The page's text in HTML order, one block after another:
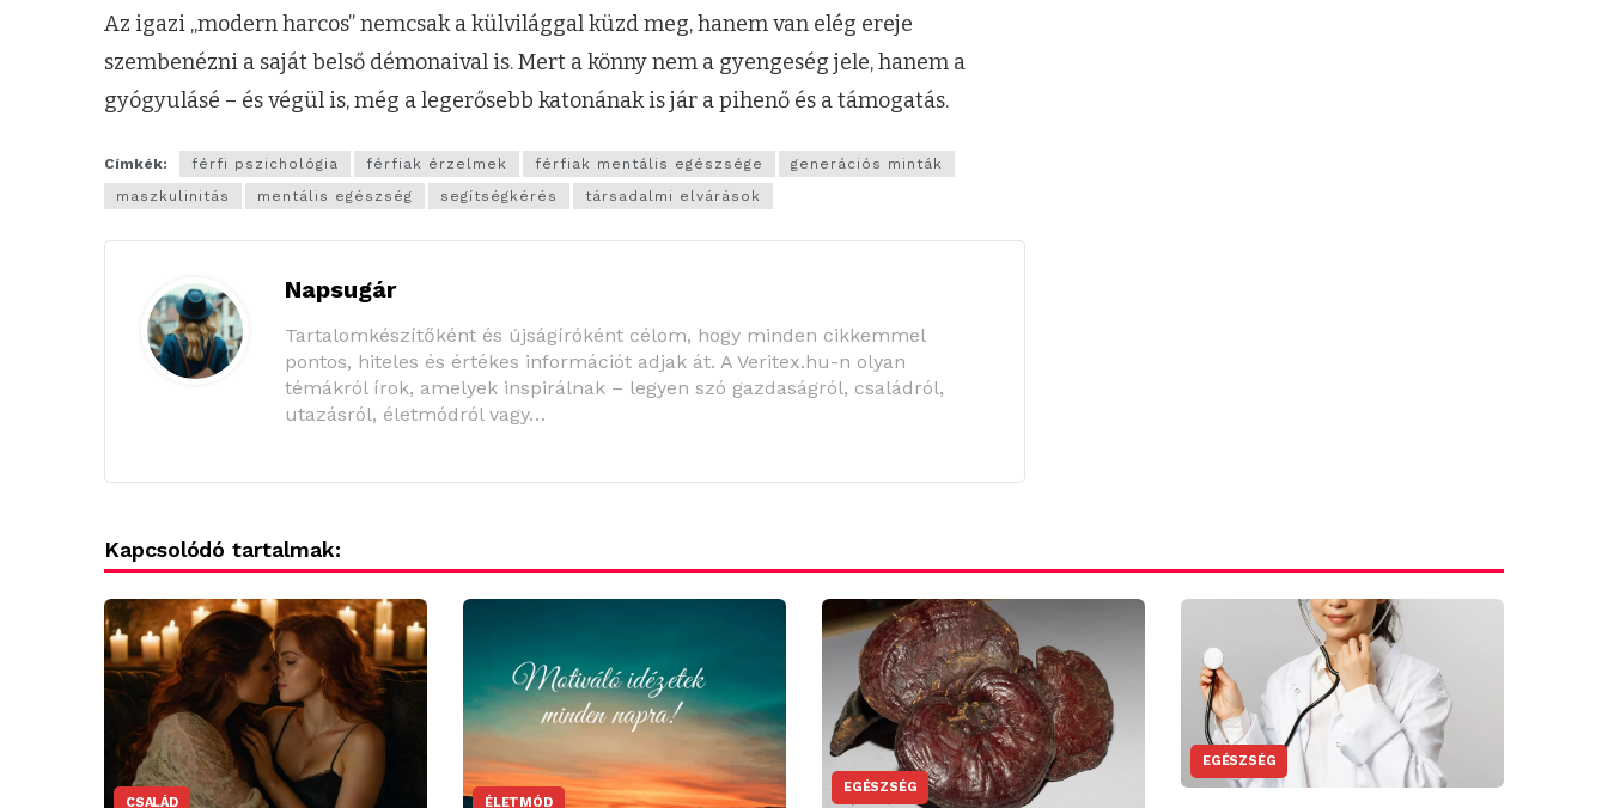
Az igazi „modern harcos” nemcsak a külvilággal küzd meg, hanem van elég ereje
szembenézni a saját belső démonaival is. Mert a könny nem a gyengeség jele, hanem a
gyógyulásé – és végül is, még a legerősebb katonának is jár a pihenő és a támogatás.
Címkék: férfi pszichológia férfiak érzelmek férfiak mentális egészsége
generációs minták
maszkulinitás
mentális egészség segítségkérés társadalmi elvárások
Napsugár
Tartalomkészítőként és újságíróként célom, hogy minden cikkemmel
pontos, hiteles és értékes információt adjak át. A Veritex.hu-n olyan
témákról írok, amelyek inspirálnak – legyen szó gazdaságról, családról,
utazásról, életmódról vagy…
Kapcsolódó tartalmak:
CSALÁD ÉLETMÓD
EGÉSZSÉG
EGÉSZSÉG